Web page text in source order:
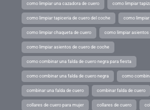
como limpiar una cazadora de cuero como limpiar
como limpiar tapiceria de cuero del coche como
como limpiar chaqueta de cuero como limpiar asientos
como limpiar asientos de cuero de coche
como combinar una falda de cuero negra para fiesta
como combinar una falda de cuero negra como
combinar una falda de cuero combinar falda de cuero
collares de cuero para mujer collares de cuero